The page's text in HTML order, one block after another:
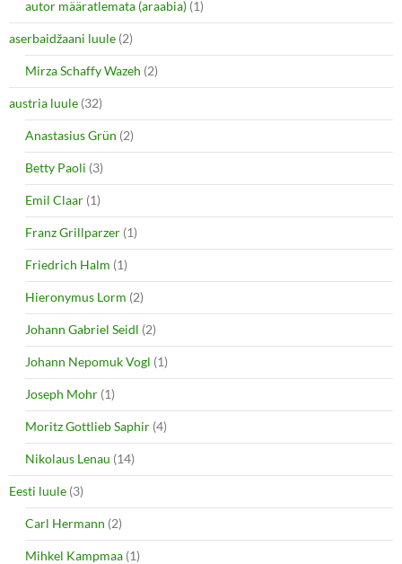
autor määratlemata (araabia) (1)
aserbaidžaani luule (2)
Mirza Schaffy Wazeh (2)
austria luule (32)
Anastasius Grün (2)
Betty Paoli (3)
Emil Claar (1)
Franz Grillparzer (1)
Friedrich Halm (1)
Hieronymus Lorm (2)
Johann Gabriel Seidl (2)
Johann Nepomuk Vogl (1)
Joseph Mohr (1)
Moritz Gottlieb Saphir (4)
Nikolaus Lenau (14)
Eesti luule (3)
Carl Hermann (2)
Mihkel Kampmaa (1)